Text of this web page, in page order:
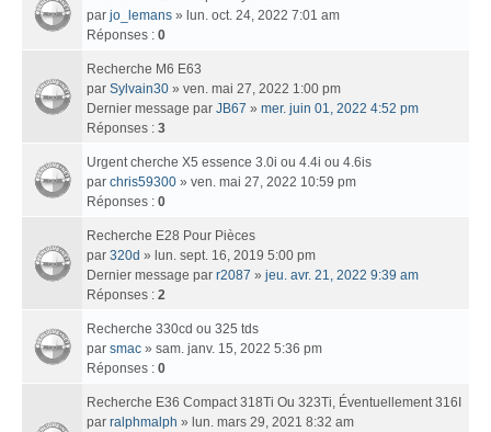
par jo_lemans » lun. oct. 24, 2022 7:01 am
Réponses : 0
Recherche M6 E63
par Sylvain30 » ven. mai 27, 2022 1:00 pm
Dernier message par JB67 » mer. juin 01, 2022 4:52 pm
Réponses : 3
Urgent cherche X5 essence 3.0i ou 4.4i ou 4.6is
par chris59300 » ven. mai 27, 2022 10:59 pm
Réponses : 0
Recherche E28 Pour Pièces
par 320d » lun. sept. 16, 2019 5:00 pm
Dernier message par r2087 » jeu. avr. 21, 2022 9:39 am
Réponses : 2
Recherche 330cd ou 325 tds
par smac » sam. janv. 15, 2022 5:36 pm
Réponses : 0
Recherche E36 Compact 318Ti Ou 323Ti, Éventuellement 316I
par ralphmalph » lun. mars 29, 2021 8:32 am